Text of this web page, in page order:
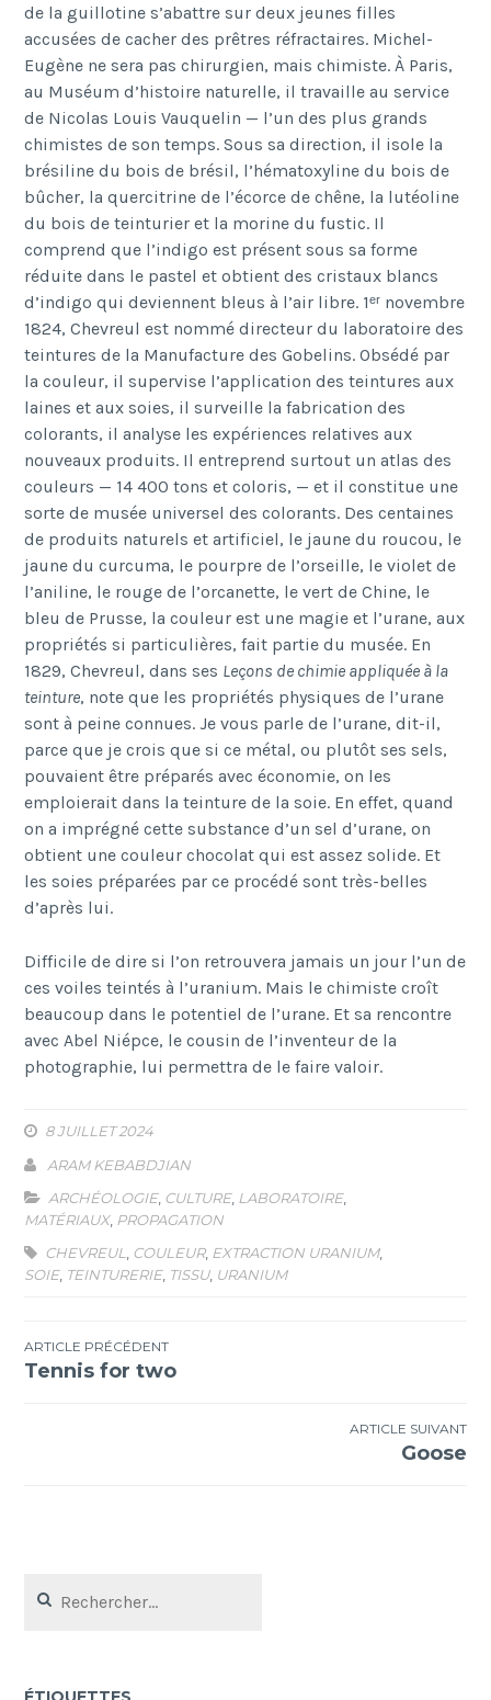
de la guillotine s’abattre sur deux jeunes filles
accusées de cacher des prêtres réfractaires. Michel-
Eugène ne sera pas chirurgien, mais chimiste. À Paris,
au Muséum d’histoire naturelle, il travaille au service
de Nicolas Louis Vauquelin — l’un des plus grands
chimistes de son temps. Sous sa direction, il isole la
brésiline du bois de brésil, l’hématoxyline du bois de
bûcher, la quercitrine de l’écorce de chêne, la lutéoline
du bois de teinturier et la morine du fustic. Il
comprend que l’indigo est présent sous sa forme
réduite dans le pastel et obtient des cristaux blancs
d’indigo qui deviennent bleus à l’air libre. 1ᵉʳ novembre
1824, Chevreul est nommé directeur du laboratoire des
teintures de la Manufacture des Gobelins. Obsédé par
la couleur, il supervise l’application des teintures aux
laines et aux soies, il surveille la fabrication des
colorants, il analyse les expériences relatives aux
nouveaux produits. Il entreprend surtout un atlas des
couleurs — 14 400 tons et coloris, — et il constitue une
sorte de musée universel des colorants. Des centaines
de produits naturels et artificiel, le jaune du roucou, le
jaune du curcuma, le pourpre de l’orseille, le violet de
l’aniline, le rouge de l’orcanette, le vert de Chine, le
bleu de Prusse, la couleur est une magie et l’urane, aux
propriétés si particulières, fait partie du musée. En
1829, Chevreul, dans ses Leçons de chimie appliquée à la
teinture, note que les propriétés physiques de l’urane
sont à peine connues. Je vous parle de l’urane, dit-il,
parce que je crois que si ce métal, ou plutôt ses sels,
pouvaient être préparés avec économie, on les
emploierait dans la teinture de la soie. En effet, quand
on a imprégné cette substance d’un sel d’urane, on
obtient une couleur chocolat qui est assez solide. Et
les soies préparées par ce procédé sont très-belles
d’après lui.
Difficile de dire si l’on retrouvera jamais un jour l’un de
ces voiles teintés à l’uranium. Mais le chimiste croît
beaucoup dans le potentiel de l’urane. Et sa rencontre
avec Abel Niépce, le cousin de l’inventeur de la
photographie, lui permettra de le faire valoir.
8 JUILLET 2024
ARAM KEBABDJIAN
ARCHÉOLOGIE, CULTURE, LABORATOIRE,
MATÉRIAUX, PROPAGATION
CHEVREUL
COULEUR, EXTRACTION URANIUM,
SOIE, TEINTURERIE, TISSU, URANIUM
Navigation
ARTICLE PRÉCÉDENT
Tennis for two
ARTICLE SUIVANT
Goose